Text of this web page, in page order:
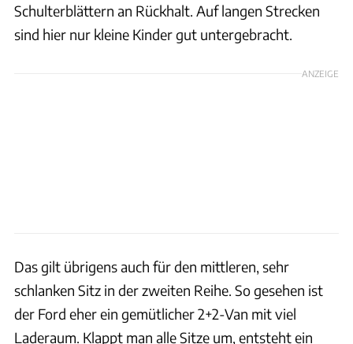
Schulterblättern an Rückhalt. Auf langen Strecken
sind hier nur kleine Kinder gut untergebracht.
ANZEIGE
Das gilt übrigens auch für den mittleren, sehr
schlanken Sitz in der zweiten Reihe. So gesehen ist
der Ford eher ein gemütlicher 2+2-Van mit viel
Laderaum. Klappt man alle Sitze um, entsteht ein